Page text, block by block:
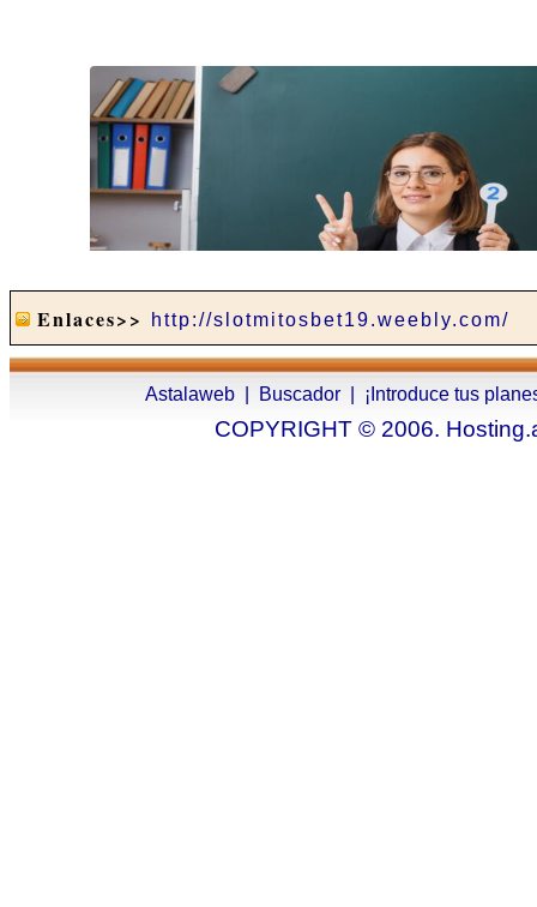
Enlaces>> http://slotmitosbet19.weebly.com/
Astalaweb Buscador ¡Introduce tus
COPYRIGHT © 2006.